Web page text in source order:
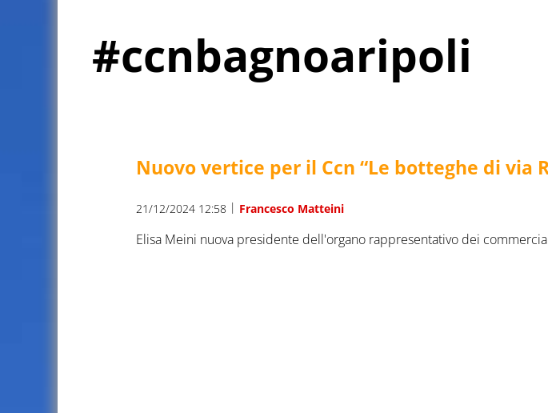
#ccnbagnoaripoli
Nuovo vertice per il Ccn “Le botteghe di via
21/12/2024 12:58| Francesco Matteini
Elisa Meini nuova presidente dell'organo rappresentativo dei